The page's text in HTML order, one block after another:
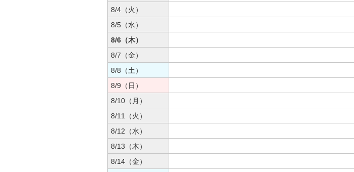
8/4（火）
8/5（水）
8/6（木）
8/7（金）
8/8（土）
8/9（日）
8/10（月）
8/11（火）
8/12（水）
8/13（木）
8/14（金）